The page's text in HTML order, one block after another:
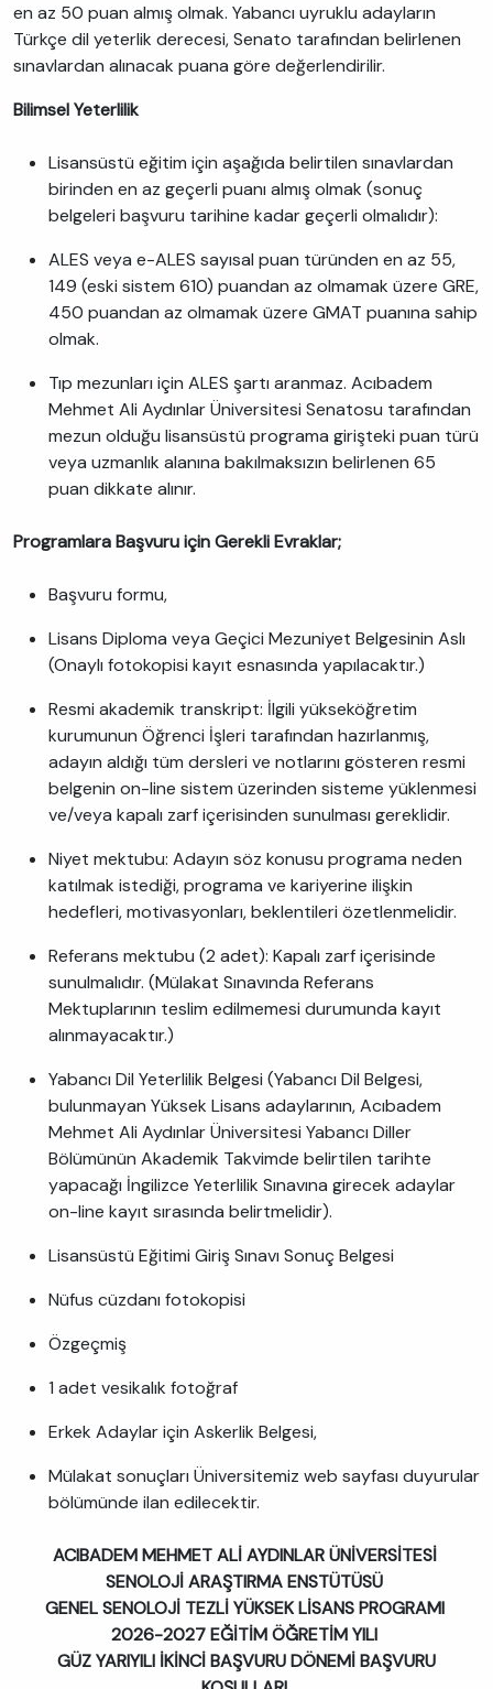
en az 50 puan almış olmak. Yabancı uyruklu adayların
Türkçe dil yeterlik derecesi, Senato tarafından belirlenen
sınavlardan alınacak puana göre değerlendirilir.
Bilimsel Yeterlilik
Lisansüstü eğitim için aşağıda belirtilen sınavlardan
birinden en az geçerli puanı almış olmak (sonuç
belgeleri başvuru tarihine kadar geçerli olmalıdır):
ALES veya e-ALES sayısal puan türünden en az 55,
149 (eski sistem 610) puandan az olmamak üzere GRE,
450 puandan az olmamak üzere GMAT puanına sahip
olmak.
Tıp mezunları için ALES şartı aranmaz. Acıbadem
Mehmet Ali Aydınlar Üniversitesi Senatosu tarafından
mezun olduğu lisansüstü programa girişteki puan türü
veya uzmanlık alanına bakılmaksızın belirlenen 65
puan dikkate alınır.
Programlara Başvuru için Gerekli Evraklar;
Başvuru formu,
Lisans Diploma veya Geçici Mezuniyet Belgesinin Aslı
(Onaylı fotokopisi kayıt esnasında yapılacaktır.)
Resmi akademik transkript: İlgili yükseköğretim
kurumunun Öğrenci İşleri tarafından hazırlanmış,
adayın aldığı tüm dersleri ve notlarını gösteren resmi
belgenin on-line sistem üzerinden sisteme yüklenmesi
ve/veya kapalı zarf içerisinden sunulması gereklidir.
Niyet mektubu: Adayın söz konusu programa neden
katılmak istediği, programa ve kariyerine ilişkin
hedefleri, motivasyonları, beklentileri özetlenmelidir.
Referans mektubu (2 adet): Kapalı zarf içerisinde
sunulmalıdır. (Mülakat Sınavında Referans
Mektuplarının teslim edilmemesi durumunda kayıt
alınmayacaktır.)
Yabancı Dil Yeterlilik Belgesi (Yabancı Dil Belgesi,
bulunmayan Yüksek Lisans adaylarının, Acıbadem
Mehmet Ali Aydınlar Üniversitesi Yabancı Diller
Bölümünün Akademik Takvimde belirtilen tarihte
yapacağı İngilizce Yeterlilik Sınavına girecek adaylar
on-line kayıt sırasında belirtmelidir).
Lisansüstü Eğitimi Giriş Sınavı Sonuç Belgesi
Nüfus cüzdanı fotokopisi
Özgeçmiş
1 adet vesikalık fotoğraf
Erkek Adaylar için Askerlik Belgesi,
Mülakat sonuçları Üniversitemiz web sayfası duyurular
bölümünde ilan edilecektir.
ACIBADEM MEHMET ALİ AYDINLAR ÜNİVERSİTESİ
SENOLOJİ ARAŞTIRMA ENSTÜTÜSÜ
GENEL SENOLOJİ TEZLİ YÜKSEK LİSANS PROGRAMI
2026-2027 EĞİTİM ÖĞRETİM YILI
GÜZ YARIYILI İKİNCİ BAŞVURU DÖNEMİ BAŞVURU